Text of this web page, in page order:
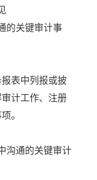
的关键审计事
表中列报或披
计工作、注册
。
沟通的关键审计